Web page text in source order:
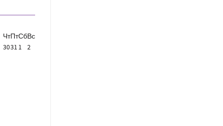
ЧтПтСбВс
30311 2